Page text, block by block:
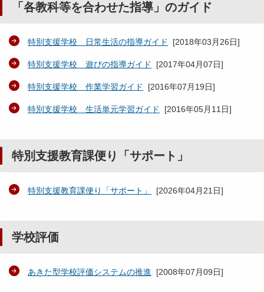
「各教科等を合わせた指導」のガイド
特別支援学校 日常生活の指導ガイド [2018年03月26日]
特別支援学校 遊びの指導ガイド [2017年04月07日]
特別支援学校 作業学習ガイド [2016年07月19日]
特別支援学校 生活単元学習ガイド [2016年05月11日]
特別支援教育課便り「サポート」
特別支援教育課便り「サポート」 [2026年04月21日]
学校評価
あきた型学校評価システムの推進 [2008年07月09日]